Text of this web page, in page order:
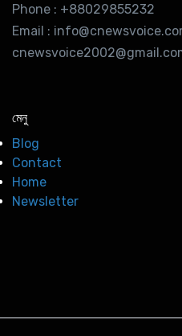
Phone : +88029855232
Email :
মেনু
Blog
Contact
Home
Newsletter